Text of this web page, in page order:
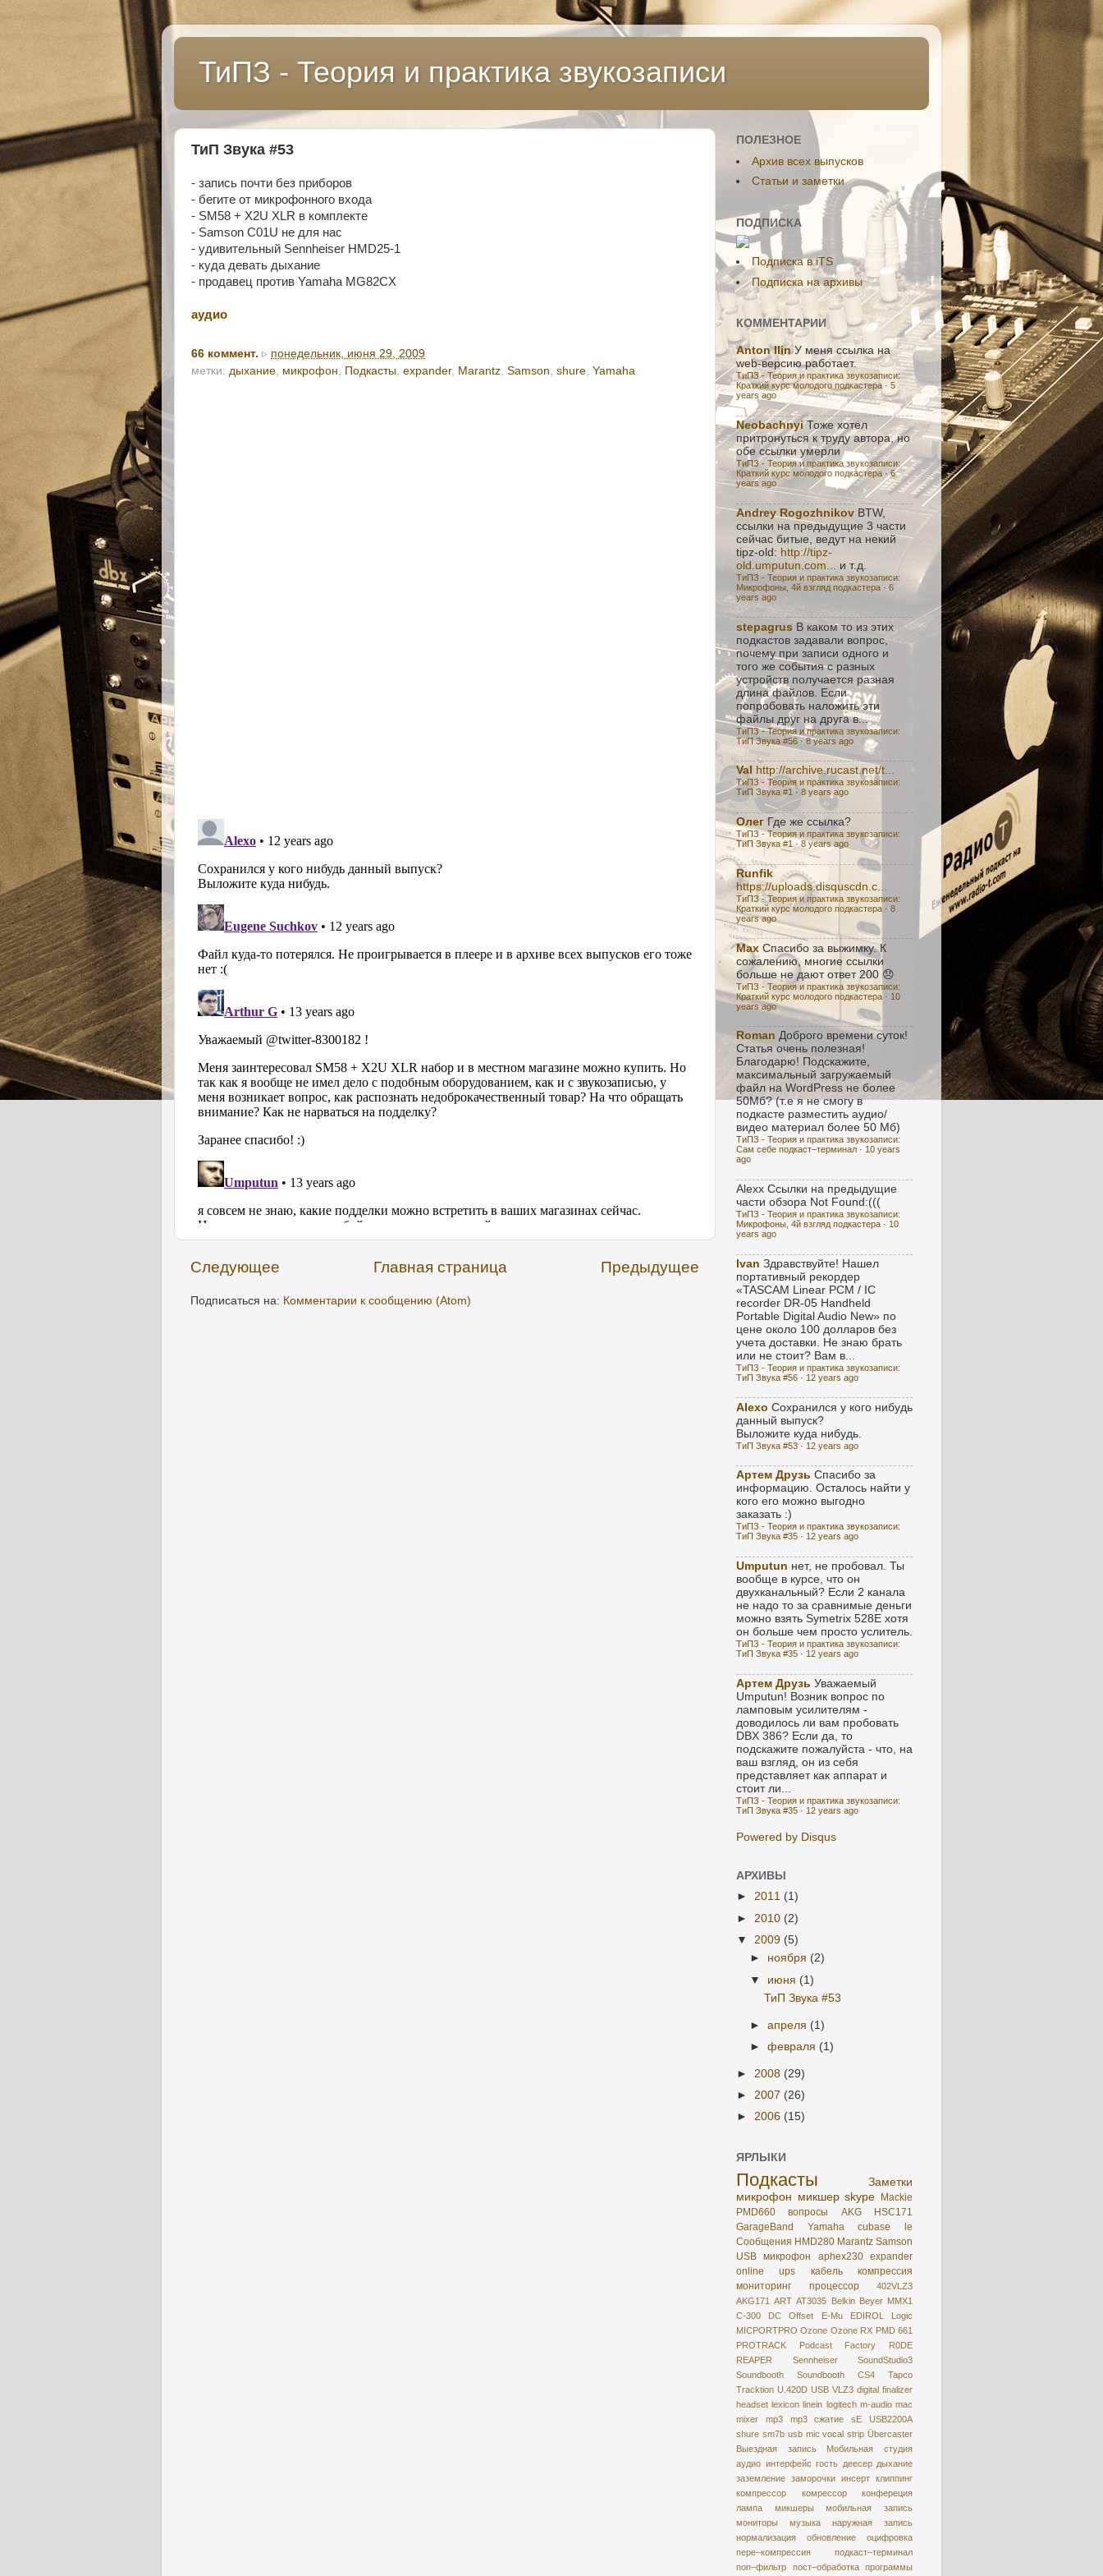
ТиПЗ - Теория и практика звукозаписи
ТиП Звука #53
- запись почти без приборов
- бегите от микрофонного входа
- SM58 + X2U XLR в комплекте
- Samson C01U не для нас
- удивительный Sennheiser HMD25-1
- куда девать дыхание
- продавец против Yamaha MG82CX
аудио
66 коммент. ▹ понедельник, июня 29, 2009
метки: дыхание микрофон Подкасты expander, Marantz Samson shure Yamaha
Следующее Предыдущее
Главная страница
Подписаться на: Комментарии к сообщению (Atom)
ПОЛЕЗНОЕ
Aрхив всех выпусков
Статьи и заметки
ПОДПИСКА
Подписка в iTS
Подписка на архивы
КОММЕНТАРИИ
Anton Ilin У меня ссылка на
web-версию работает.
ТиПЗ - Теория и практика звукозаписи:
Краткий курс молодого подкастера · 5
years ago
Neobachnyi Тоже хотел
притронуться к труду автора, но
обе ссылки умерли
ТиПЗ - Теория и практика звукозаписи:
Краткий курс молодого подкастера ·6
years ago
Andrey Rogozhnikov BTW,
ссылки на предыдущие 3 части
сейчас битые, ведут на некий
tipz-old: http://tipz-
old.umputun.com...
и т.д.
ТиПЗ - Теория и практика звукозаписи:
Микрофоны, 4й взгляд подкастера · 6
years ago
stepagrus В каком то из этих
подкастов задавали вопрос,
почему при записи одного и
того же события с разных
устройств получается разная
длина файлов. Если
попробовать наложить эти
файлы друг на друга в...
ТиПЗ - Теория и практика звукозаписи:
ТиП Звука #56 ·8 years ago
Val http://archive.rucast.net/t...
ТиПЗ - Теория и практика звукозаписи:
TиП Звука #1 · 8 years ago
Олег Где же ссылка?
ТиПЗ - Теория и практика звукозаписи:
TиП Звука #1 · 8 years ago
Runfik
https://uploads.disquscdn.c...
ТиПЗ - Теория и практика звукозаписи:
Краткий курс молодого подкастера · 8
years ago
Max Спасибо за выжимку. К
сожалению, многие ссылки
больше не дают ответ 200 😞
ТиПЗ - Теория и практика звукозаписи:
Краткий курс молодого подкастера · 10
years ago
Roman Доброго времени суток!
Статья очень полезная!
Благодарю! Подскажите,
максимальный загружаемый
файл на WordPress не более
50Мб? (т.е я не смогу в
подкасте разместить аудио/
видео материал более 50 Мб)
ТиПЗ - Теория и практика звукозаписи:
Сам себе подкаст–терминал · 10 years
ago
Alexx Ссылки на предыдущие
части обзора Not Found:(((
ТиПЗ - Теория и практика звукозаписи:
Микрофоны, 4й взгляд подкастера · 10
years ago
Ivan Здравствуйте! Нашел
портативный рекордер
«TASCAM Linear PCM / IC
recorder DR-05 Handheld
Portable Digital Audio New» по
цене около 100 долларов без
учета доставки. Не знаю брать
или не стоит? Вам в...
ТиПЗ - Теория и практика звукозаписи:
ТиП Звука #56 · 12 years ago
Alexo Сохранился у кого нибудь
данный выпуск?
Выложите куда нибудь.
ТиП Звука #53 · 12 years ago
Артем Друзь Спасибо за
информацию. Осталось найти у
кого его можно выгодно
заказать :)
ТиПЗ - Теория и практика звукозаписи:
ТиП Звука #35 · 12 years ago
Umputun нет, не пробовал. Ты
вообще в курсе, что он
двухканальный? Если 2 канала
не надо то за сравнимые деньги
можно взять Symetrix 528E хотя
он больше чем просто услитель.
ТиПЗ - Теория и практика звукозаписи:
ТиП Звука #35 · 12 years ago
Артем Друзь Уважаемый
Umputun! Возник вопрос по
ламповым усилителям -
доводилось ли вам пробовать
DBX 386? Если да, то
подскажите пожалуйста - что, на
ваш взгляд, он из себя
представляет как аппарат и
стоит ли...
ТиПЗ - Теория и практика звукозаписи:
ТиП Звука #35 · 12 years ago
Powered by Disqus
АРХИВЫ
► 2011 (1)
► 2010 (2)
▼ 2009 (5)
► ноября (2)
▼ июня (1)
ТиП Звука #53
►апреля (1)
►февраля (1)
► 2008 (29)
► 2007 (26)
► 2006 (15)
ЯРЛЫКИ
Подкасты
Заметки
микрофон микшер skype Mackie
PMD660
вопросы
AKG HSC171
GarageBand
Yamaha
cubase le
Сообщения HMD280 Marantz Samson
USB микрофон
aphex230 expander
online
ups кабель
компрессия
мониторинг
процессор
402VLZ3
AKG171
ART AT3035 Belkin Beyer MMX1
C-300
DC Offset E-Mu EDIROL
Logic
MICPORTPRO Ozone Ozone RX PMD 661
PROTRACK
Podcast Factory
R0DE
REAPER
Sennheiser
SoundStudio3
Soundbooth
Soundbooth CS4
Tapco
Tracktion U.420D USB VLZ3 digital finalizer
headset lexicon linein logitech m-audio mac
mixer
mp3 mp3 сжатие
sE USB2200A
shure sm7b usb mic vocal strip Übercaster
Выездная запись
Мобильная студия
аудио интерфейс гость деесер дыхание
заземление заморочки инсерт клиппинг
компрессор
комрессор
конфереция
лампа
микшеры
мобильная запись
мониторы
музыка
наружная запись
нормализация
обновление
оцифровкa
пере–компрессия
подкаст–терминал
поп–фильтр
пост–обработка программы